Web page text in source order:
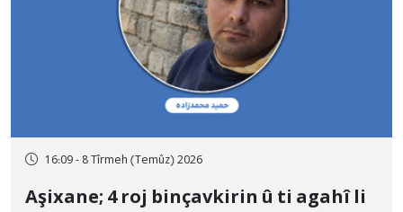
16:09 - 8 Tîrmeh (Temûz) 2026
Aşixane; 4 roj binçavkirin û ti agahî li